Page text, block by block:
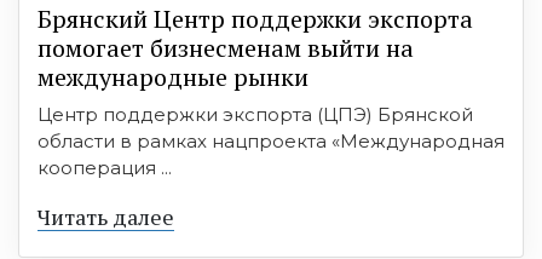
Брянский Центр поддержки экспорта
помогает бизнесменам выйти на
международные рынки
Центр поддержки экспорта (ЦПЭ) Брянской
области в рамках нацпроекта «Международная
кооперация ...
Читать далее